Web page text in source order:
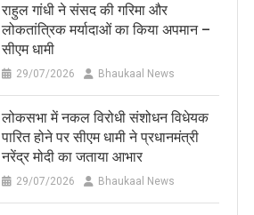
राहुल गांधी ने संसद की गरिमा और
लोकतांत्रिक मर्यादाओं का किया अपमान –
सीएम धामी
29/07/2026 Bhaukaal News
लोकसभा में नकल विरोधी संशोधन विधेयक
पारित होने पर सीएम धामी ने प्रधानमंत्री
नरेंद्र मोदी का जताया आभार
29/07/2026 Bhaukaal News